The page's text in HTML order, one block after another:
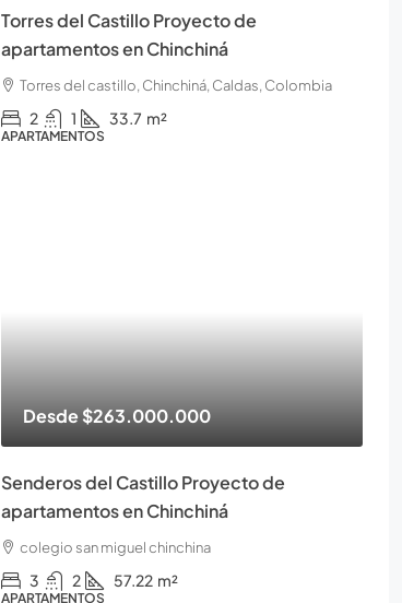
Torres del Castillo Proyecto de
apartamentos en Chinchiná
Torres del castillo, Chinchiná, Caldas, Colombia
2 1 33.7 m²
APARTAMENTOS
Desde$263.000.000
Senderos del Castillo Proyecto de
apartamentos en Chinchiná
colegio san miguel chinchina
3 2 57.22 m²
APARTAMENTOS